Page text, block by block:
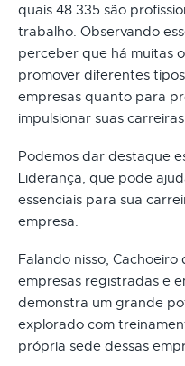
quais 48.335 são
trabalho. Observando
perceber que há muitas
promover diferentes
empresas quanto para
impulsionar suas
Podemos dar destaque
Liderança, que pode
essenciais para sua
empresa.
Falando nisso, Cachoeiro
empresas registradas e
demonstra um grande
explorado com
própria sede dessas